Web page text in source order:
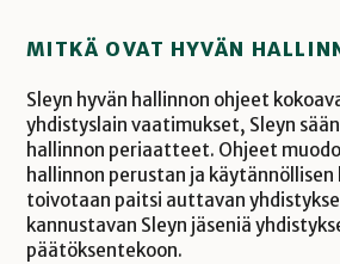
MITKÄ OVAT HYVÄN
Sleyn hyvän hallinnon ohjeet
yhdistyslain vaatimukset, Sleyn
hallinnon periaatteet. Ohjeet
hallinnon perustan ja käytännöllisen
toivotaan paitsi auttavan
kannustavan Sleyn jäseniä
päätöksentekoon.